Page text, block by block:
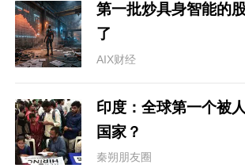
第一批炒具身智能的
了
AIX财经
印度：全球第一个被
国家？
秦朔朋友圈